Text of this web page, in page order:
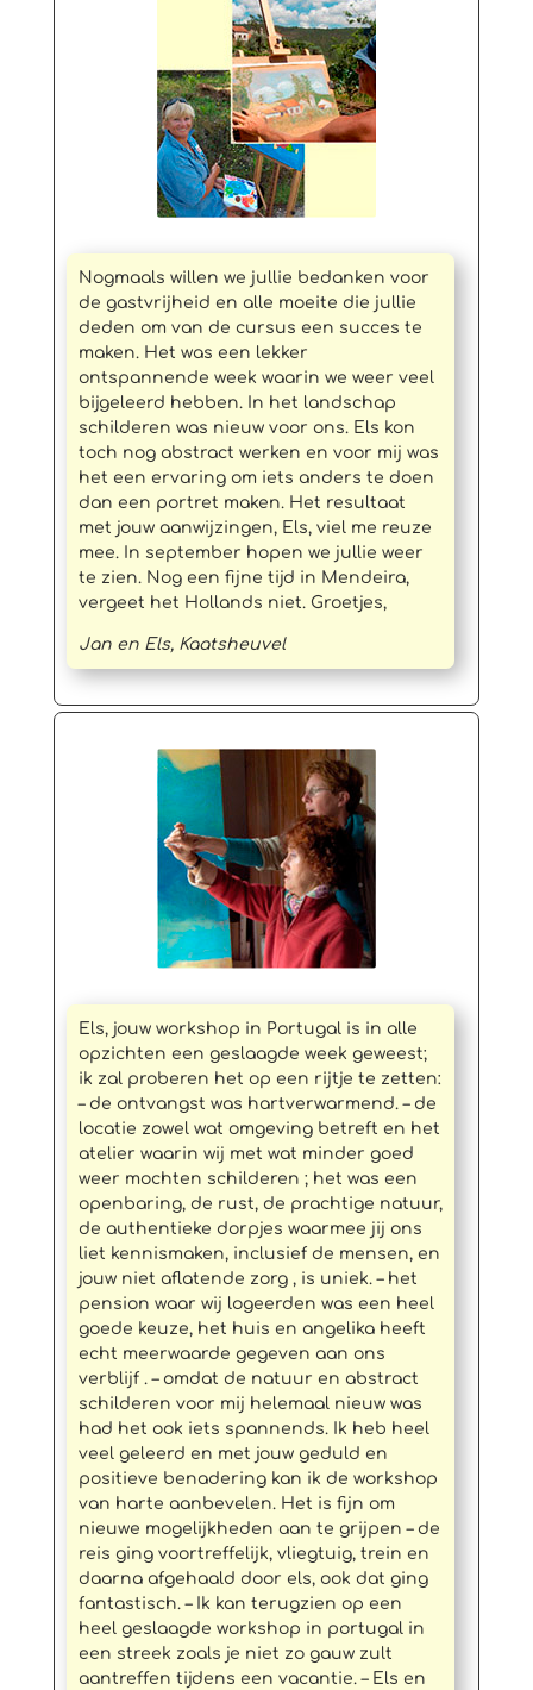
Nogmaals willen we jullie bedanken voor
de gastvrijheid en alle moeite die jullie
deden om van de cursus een succes te
maken. Het was een lekker
ontspannende week waarin we weer veel
bijgeleerd hebben. In het landschap
schilderen was nieuw voor ons. Els kon
toch nog abstract werken en voor mij was
het een ervaring om iets anders te doen
dan een portret maken. Het resultaat
met jouw aanwijzingen, Els, viel me reuze
mee. In september hopen we jullie weer
te zien. Nog een fijne tijd in Mendeira,
vergeet het Hollands niet. Groetjes,
Jan en Els, Kaatsheuvel
Els, jouw workshop in Portugal is in alle
opzichten een geslaagde week geweest;
ik zal proberen het op een rijtje te zetten:
– de ontvangst was hartverwarmend. – de
locatie zowel wat omgeving betreft en het
atelier waarin wij met wat minder goed
weer mochten schilderen ; het was een
openbaring, de rust, de prachtige natuur,
de authentieke dorpjes waarmee jij ons
liet kennismaken, inclusief de mensen, en
jouw niet aflatende zorg , is uniek. – het
pension waar wij logeerden was een heel
goede keuze, het huis en angelika heeft
echt meerwaarde gegeven aan ons
verblijf . – omdat de natuur en abstract
schilderen voor mij helemaal nieuw was
had het ook iets spannends. Ik heb heel
veel geleerd en met jouw geduld en
positieve benadering kan ik de workshop
van harte aanbevelen. Het is fijn om
nieuwe mogelijkheden aan te grijpen – de
reis ging voortreffelijk, vliegtuig, trein en
daarna afgehaald door els, ook dat ging
fantastisch. – Ik kan terugzien op een
heel geslaagde workshop in portugal in
een streek zoals je niet zo gauw zult
aantreffen tijdens een vacantie. – Els en